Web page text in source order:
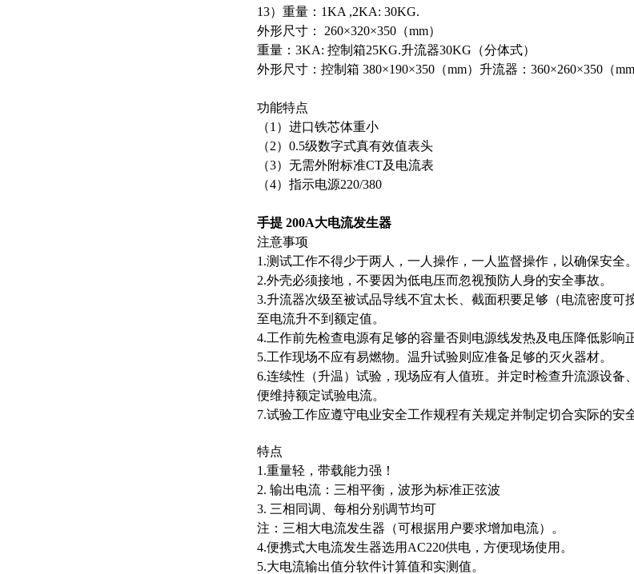
13）重量： 1KA ,2KA: 30KG.
外形尺寸：
260×320×350 （mm）
重量： 3KA: 控制箱25KG.升流器30KG （分体式）
外形尺寸：控制箱 380×190×350 （mm）升流器： 360×260×350 （mm
功能特点
（1 ）进口铁芯体重小
（2） 0.5级数字式真有效值表头
（3）无需外附标准CT及电流表
（4）指示电源220/380
手提 200A大电流发生器
注意事项
1.测试工作不得少于两人，一人操作，一人监督操作，以确保安全。
2.外壳必须接地，不要因为低电压而忽视预防人身的安全事故。
3.升流器次级至被试品导线不宜太长、截面积要足够（电流密度可
至电流升不到额定值。
4.工作前先检查电源有足够的容量否则电源线发热及电压降低影响
5.工作现场不应有易燃物。温升试验则应准备足够的灭火器材。
6.连续性（升温）试验，现场应有人值班。并定时检查升流源设
便维持额定试验电流。
7.试验工作应遵守电业安全工作规程有关规定并制定切合实际的安
特点
1.重量轻，带载能力强！
2. 输出电流：三相平衡，波形为标准正弦波
3. 三相同调、每相分别调节均可
注：三相大电流发生器（可根据用户要求增加电流）。
4.便携式大电流发生器选用 AC220供电，方便现场使用。
5.大电流输出值分软件计算值和实测值。